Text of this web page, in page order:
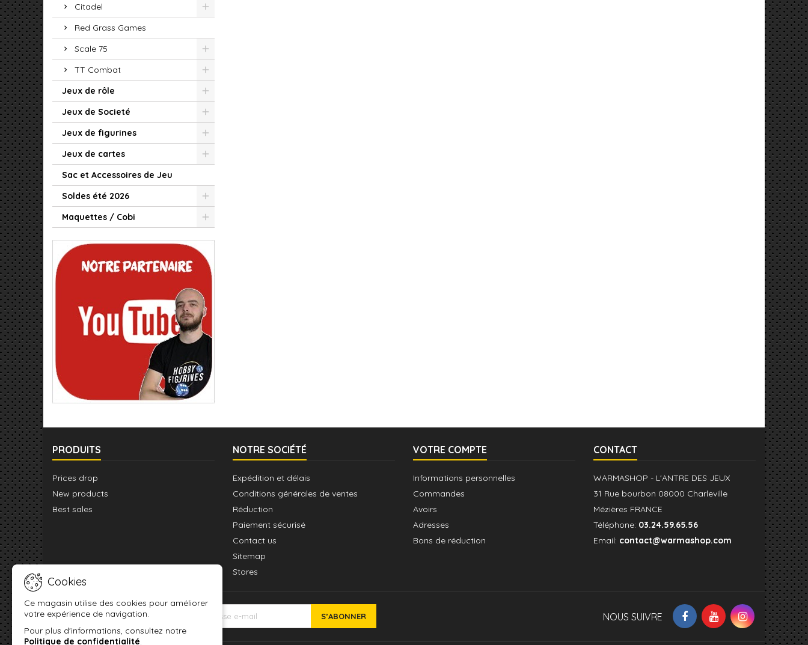
Citadel
Red Grass Games
Scale 75
TT Combat
Jeux de rôle
Jeux de Societé
Jeux de figurines
Jeux de cartes
Sac et Accessoires de Jeu
Soldes été 2026
Maquettes / Cobi
PRODUITS
Prices drop
New products
Best sales
NOTRE SOCIÉTÉ
Expédition et délais
Conditions générales de ventes
Réduction
Paiement sécurisé
Contact us
Sitemap
Stores
VOTRE COMPTE
Informations personnelles
Commandes
Avoirs
Adresses
Bons de réduction
CONTACT
WARMASHOP - L'ANTRE DES JEUX
31 Rue bourbon 08000 Charleville
Mézières FRANCE
Téléphone: 03.24.59.65.56
Email: contact@warmashop.com
Cookies
Ce magasin utilise des cookies pour améliorer
votre expérience de navigation.
Pour plus d'informations, consultez notre
Politique de confidentialité.
LETTRE D'INFORMATIONS NOUS SUIVRE